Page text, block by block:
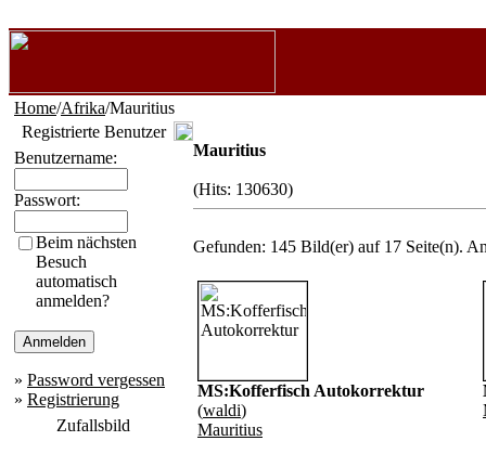
Home/Afrika/Mauritius
Registrierte Benutzer
Benutzername:
Passwort:
Beim nächsten
Besuch
automatisch
anmelden?
» Password vergessen
» Registrierung
Zufallsbild
Mauritius
(Hits: 130630)
Gefunden: 145 Bild(er) auf 17 Seite(n).
MS:Kofferfisch Autokorrektur
(waldi)
Mauritius